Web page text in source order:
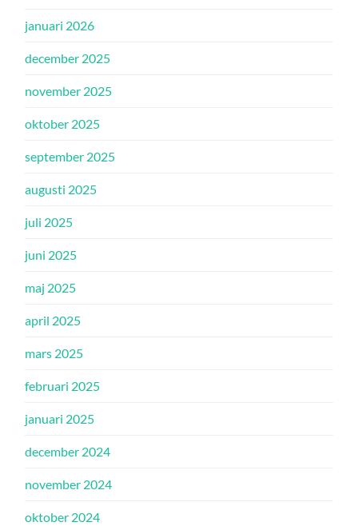
januari 2026
december 2025
november 2025
oktober 2025
september 2025
augusti 2025
juli 2025
juni 2025
maj 2025
april 2025
mars 2025
februari 2025
januari 2025
december 2024
november 2024
oktober 2024